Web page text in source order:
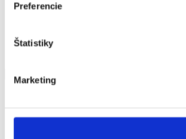
Preferencie
Štatistiky
Marketing
Zobraziť viac
| pobytová – ročná